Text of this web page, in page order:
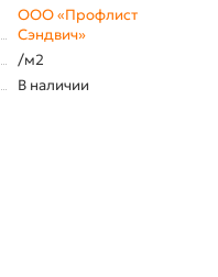
ООО «Профлист
Сэндвич»
/м2
В наличии